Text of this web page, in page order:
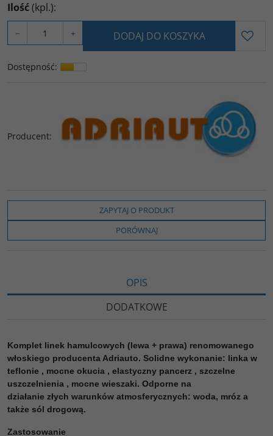
Ilość(kpl.):
− + DODAJ DO KOSZYKA
Dostępność:
Producent:
ZAPYTAJ O PRODUKT
PORÓWNAJ
OPIS
DODATKOWE
Komplet linek hamulcowych (lewa + prawa) renomowanego
włoskiego producenta Adriauto. Solidne wykonanie: linka w
teflonie , mocne okucia , elastyczny pancerz , szczelne
uszczelnienia , mocne wieszaki. Odporne na
działanie złych warunków atmosferycznych: woda, mróz a
także sól drogową.
Zastosowanie